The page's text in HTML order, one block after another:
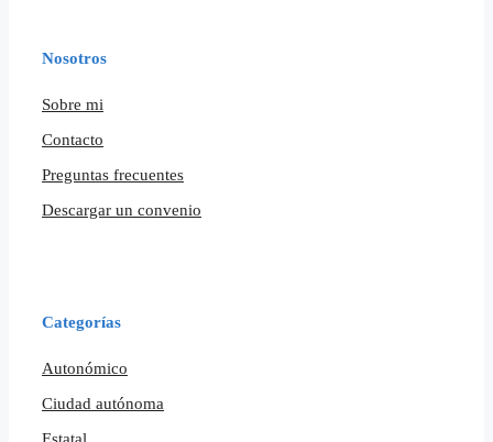
Nosotros
Sobre mi
Contacto
Preguntas frecuentes
Descargar un convenio
Categorías
Autonómico
Ciudad autónoma